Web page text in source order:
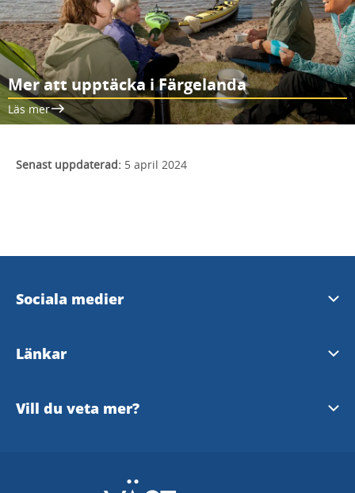
Mer att upptäcka i Färgelanda
Läs mer
Senast uppdaterad: 5 april 2024
Sociala medier
Facebook Färgelanda kommun
Länkar
Färgelanda Turistbyrå
Vill du veta mer?